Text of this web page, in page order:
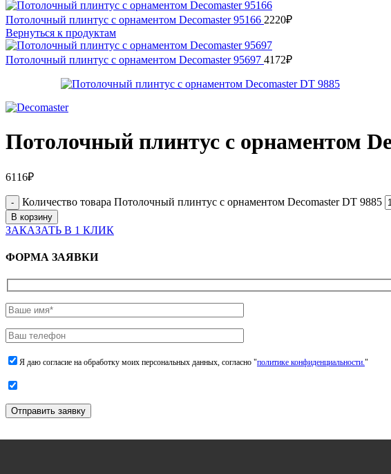
Потолочный плинтус с орнаментом Decomaster 95166 2220₽
Вернуться к продуктам
Потолочный плинтус с орнаментом Decomaster 95697 4172₽
Потолочный плинтус с орнаментом
6116₽
Количество товара Потолочный плинтус с орнаментом Decomaster DT 9885
В корзину
ЗАКАЗАТЬ В 1 КЛИК
ФОРМА ЗАЯВКИ
Я даю согласие на обработку моих персональных данных, согласно "политике конфиденциальности."
Отправить заявку